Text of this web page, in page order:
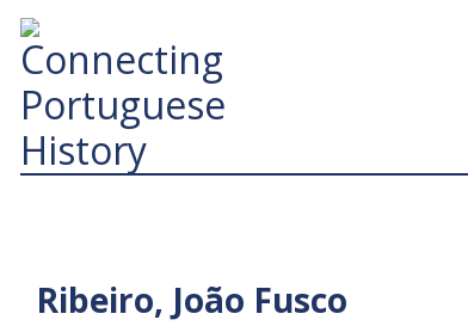
Ribeiro, João Fusco